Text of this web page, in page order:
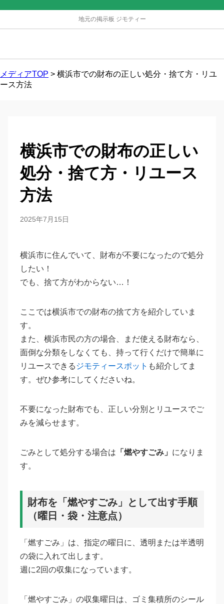
地元の掲示板 ジモティー
メディアTOP > 横浜市での財布の正しい処分・捨て方・リユ
ース方法
横浜市での財布の正しい
処分・捨て方・リユース
方法
2025年7月15日
横浜市に住んでいて、財布が不要になったので処分
したい！
でも、捨て方がわからない…！
ここでは横浜市での財布の捨て方を紹介していま
す。
また、横浜市民の方の場合、まだ使える財布なら、
面倒な分類をしなくても、持って行くだけで簡単に
リユースできる ジモティースポット も紹介してま
す。ぜひ参考にしてくださいね。
不要になった財布でも、正しい分別とリユースでご
みを減らせます。
ごみとして処分する場合は 「燃やすごみ」 になりま
す。
財布を「燃やすごみ」として出す手順
（曜日・袋・注意点）
「燃すごみ」は、指定の曜日に、透明または半透明
の袋に入れて出します。
週に2回の収集になっています。
「燃やすごみ」の収集曜日は、ゴミ集積所のシール